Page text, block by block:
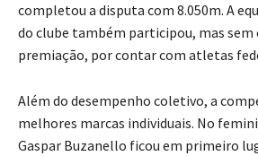
completou a disputa com 8.050m. A
do clube também participou, mas sem
premiação, por contar com atletas
Além do desempenho coletivo, a
melhores marcas individuais. No
Gaspar Buzanello ficou em primeiro